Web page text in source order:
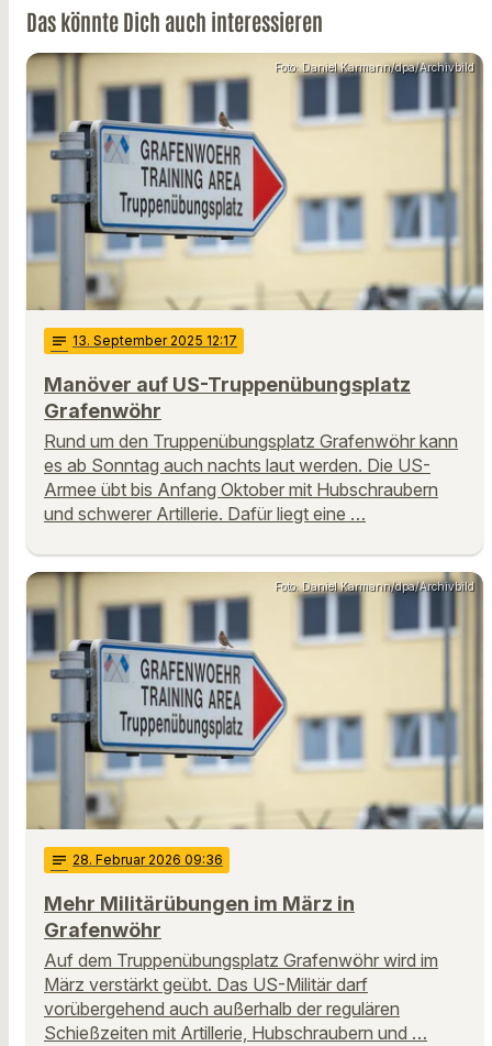
Das könnte Dich auch interessieren
Foto: Daniel Karmann/dpa/Archivbild
notes 13. September 2025 12:17
Manöver auf US-Truppenübungsplatz
Grafenwöhr
Rund um den Truppenübungsplatz Grafenwöhr kann
es ab Sonntag auch nachts laut werden. Die US-
Armee übt bis Anfang Oktober mit Hubschraubern
und schwerer Artillerie. Dafür liegt eine …
Foto: Daniel Karmann/dpa/Archivbild
notes 28. Februar 2026 09:36
Mehr Militärübungen im März in
Grafenwöhr
Auf dem Truppenübungsplatz Grafenwöhr wird im
März verstärkt geübt. Das US-Militär darf
vorübergehend auch außerhalb der regulären
Schießzeiten mit Artillerie, Hubschraubern und …